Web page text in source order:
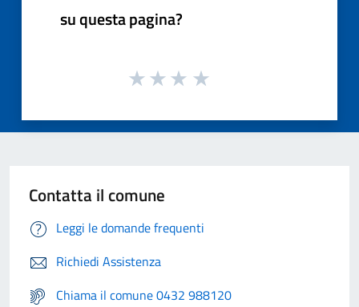
su questa pagina?
Contatta il comune
Leggi le domande frequenti
Richiedi Assistenza
Chiama il comune 0432 988120